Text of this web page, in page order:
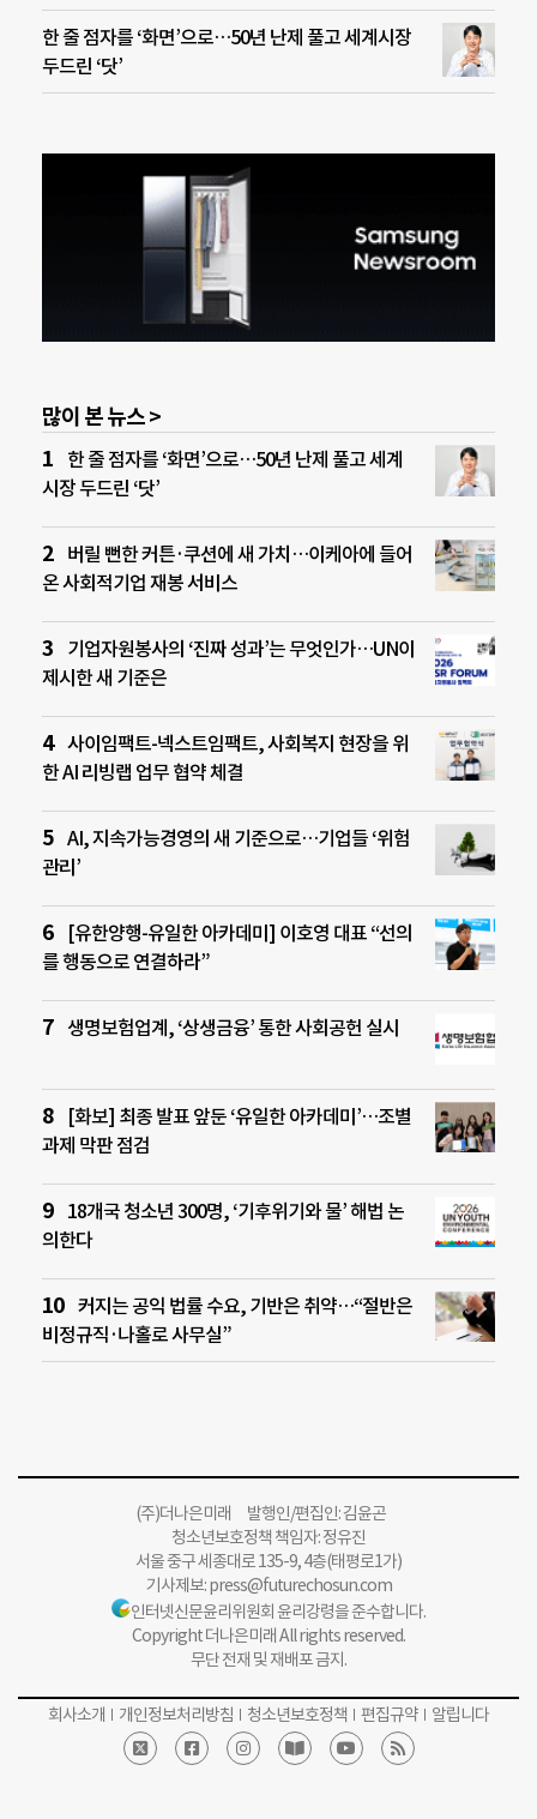
한 줄 점자를 ‘화면’으로…50년 난제 풀고 세계시장
두드린 ‘닷’
많이 본 뉴스 >
한 줄 점자를 ‘화면’으로…50년 난제 풀고 세계
시장 두드린 ‘닷’
버릴 뻔한 커튼·쿠션에 새 가치…이케아에 들어
온 사회적기업 재봉 서비스
기업자원봉사의 ‘진짜 성과’는 무엇인가…UN이
제시한 새 기준은
사이임팩트-넥스트임팩트, 사회복지 현장을 위
한 AI 리빙랩 업무 협약 체결
AI, 지속가능경영의 새 기준으로…기업들 ‘위험
관리’
[유한양행-유일한 아카데미] 이호영 대표 “선의
를 행동으로 연결하라”
생명보험업계, ‘상생금융’ 통한 사회공헌 실시
[화보] 최종 발표 앞둔 ‘유일한 아카데미’…조별
과제 막판 점검
18개국 청소년 300명, ‘기후위기와 물’ 해법 논
의한다
커지는 공익 법률 수요, 기반은 취약…“절반은
비정규직·나홀로 사무실”
(주)더나은미래 발행인/편집인: 김윤곤
청소년보호정책 책임자: 정유진
서울 중구 세종대로 135-9, 4층(태평로1가)
기사제보:press@futurechosun.com
인터넷신문윤리위원회 윤리강령을 준수합니다.
Copyright 더나은미래 All rights reserved.
무단 전재 및 재배포 금지.
회사소개 개인정보처리방침 청소년보호정책 편집규약 알립니다